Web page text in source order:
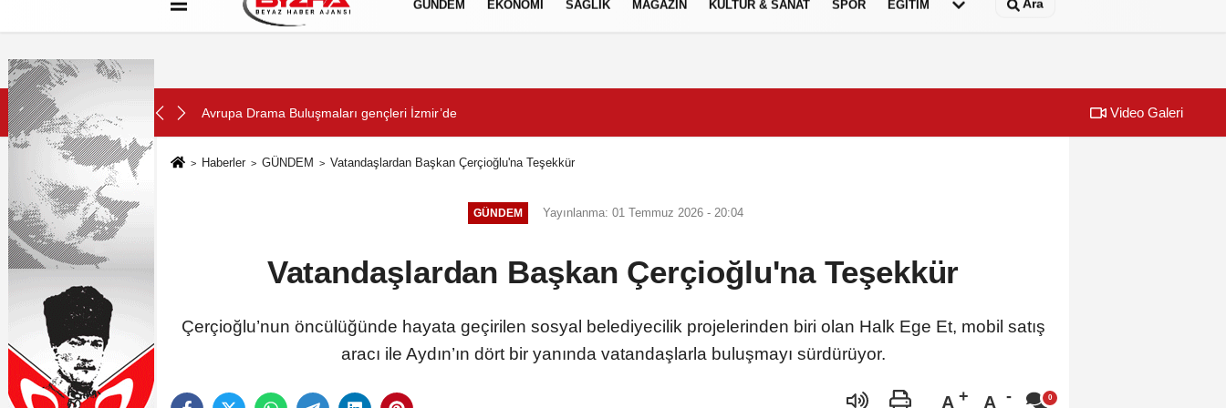
Hakkımızda Künye Çerez Politikası
GÜNDEM EKONOMİ SAĞLIK MAGAZİN KÜLTÜR & SANAT SPOR EĞİTİM Ara
SON DAKİKA: Avrupa Drama Buluşmaları gençleri İzmir’de İzmir
Video Galeri
Haberler GÜNDEM Vatandaşlardan Başkan Çerçioğlu'na Teşekkür
GÜNDEM Yayınlanma: 01 Temmuz 2026 - 20:04
Vatandaşlardan Başkan Çerçioğlu'na Teşekkür
Çerçioğlu’nun öncülüğünde hayata geçirilen sosyal belediyecilik projelerinden biri olan Halk Ege Et, mobil satış
aracı ile Aydın’ın dört bir yanında vatandaşlarla buluşmayı sürdürüyor.
A A